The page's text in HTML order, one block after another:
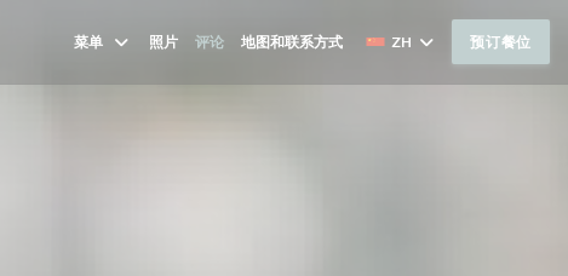
菜单 照片 评论 地图和联系方式 ZH 预订餐位